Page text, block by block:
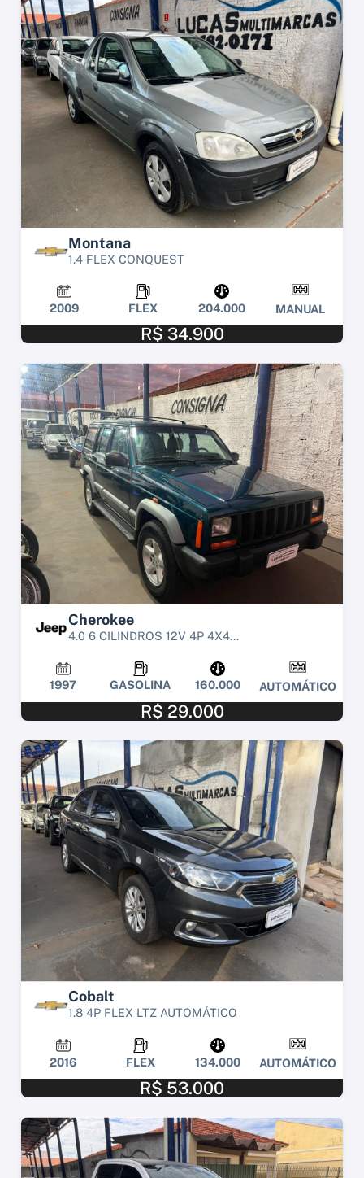
Montana
1.4 FLEX CONQUEST
2009 FLEX 204.000 MANUAL
R$ 34.900
Cherokee
4.0 6 CILINDROS 12V 4P 4X4...
1997 GASOLINA 160.000 AUTOMÁTICO
R$ 29.000
Cobalt
1.8 4P FLEX LTZ AUTOMÁTICO
2016 FLEX 134.000 AUTOMÁTICO
R$ 53.000